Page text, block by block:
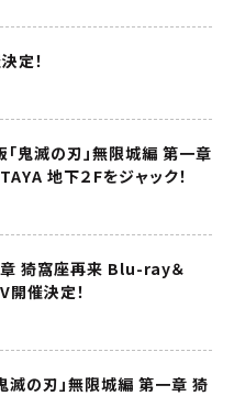
定！
鬼滅の刃」無限城編 第一章
地下２Fをジャック！
章 猗窩座再来 Blu-ray＆
催決定！
滅の刃」無限城編 第一章 猗